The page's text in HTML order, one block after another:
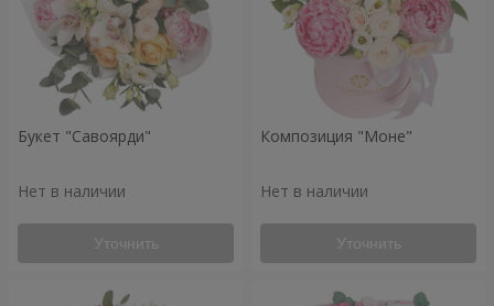
Букет "Савоярди"
Нет в наличии
Уточнить
Композиция "Моне"
Нет в наличии
Уточнить